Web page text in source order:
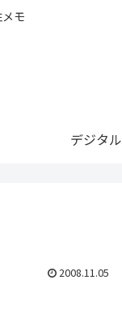
モ
デジタル
2008.11.05